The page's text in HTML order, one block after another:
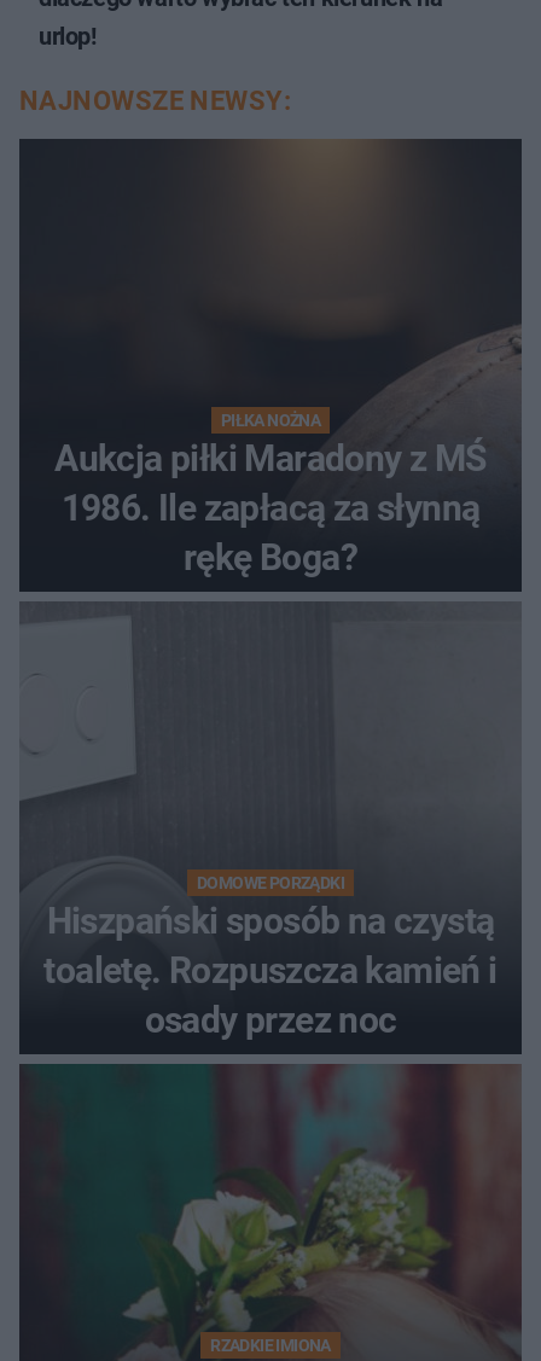
urlop!
NAJNOWSZE NEWSY:
PIŁKA NOŻNA
Aukcja piłki Maradony z MŚ
1986. Ile zapłacą za słynną
rękę Boga?
DOMOWE PORZĄDKI
Hiszpański sposób na czystą
toaletę. Rozpuszcza kamień i
osady przez noc
RZADKIE IMIONA